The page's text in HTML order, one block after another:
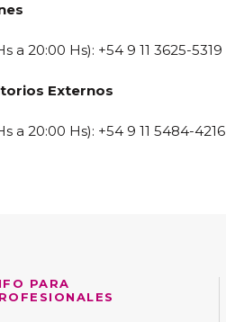
a 20:00 Hs): +54 9 11 3625-5319
Externos
a 20:00 Hs): +54 9 11 5484-4216
PARA